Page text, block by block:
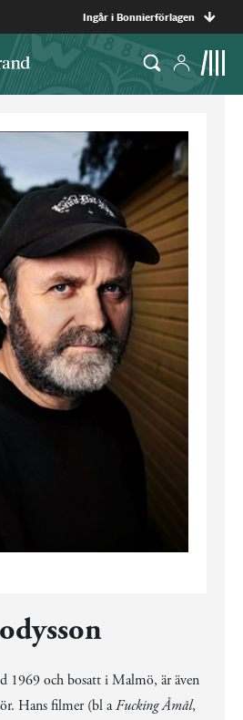
Ingår i Bonnierförlagen
1969 och bosatt i Malmö, är även
Hans filmer (bl aFucking Åmål,